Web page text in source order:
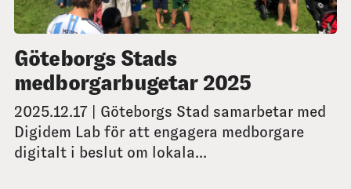
Göteborgs Stads
medborgarbugetar 2025
2025.12.17 | Göteborgs Stad samarbetar med
Digidem Lab för att engagera medborgare
digitalt i beslut om lokala...